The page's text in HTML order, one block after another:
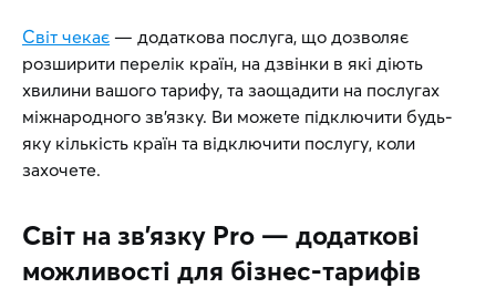
Світ чекає — додаткова послуга, що дозволяє
розширити перелік країн, на дзвінки в які діють
хвилини вашого тарифу, та заощадити на послугах
міжнародного зв’язку. Ви можете підключити будь-
яку кількість країн та відключити послугу, коли
захочете.
Світ на зв’язку Pro — додаткові
можливості для бізнес-тарифів